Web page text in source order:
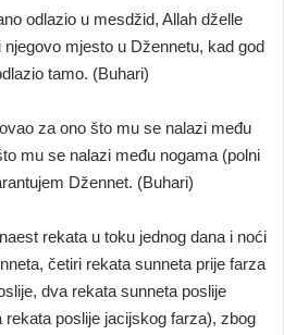
odlazio u mesdžid, Allah dželle
mjesto u Džennetu, kad god
tamo. (Buhari)
za ono što mu se nalazi među
mu se nalazi među nogama (polni
Džennet. (Buhari)
rekata u toku jednog dana i noći
četiri rekata sunneta prije farza
dva rekata sunneta poslije
poslije jacijskog farza), zbog